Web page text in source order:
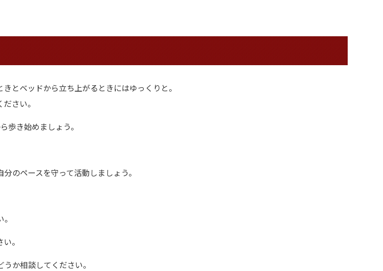
とベッドから立ち上がるときにはゆっくりと。
さい。
歩き始めましょう。
のペースを守って活動しましょう。
。
か相談してください。